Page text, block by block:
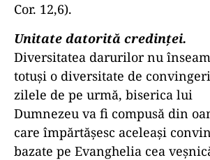
Cor. 12,6).
Unitate datorită credinţei.
Diversitatea darurilor nu
totuşi o diversitate de
zilele de pe urmă, biserica lui
Dumnezeu va fi compusă din
care împărtăşesc aceleaşi
bazate pe Evanghelia cea